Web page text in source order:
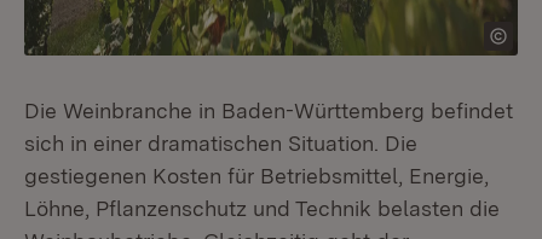
Die Weinbranche in Baden-Württemberg befindet
sich in einer dramatischen Situation. Die
gestiegenen Kosten für Betriebsmittel, Energie,
Löhne, Pflanzenschutz und Technik belasten die